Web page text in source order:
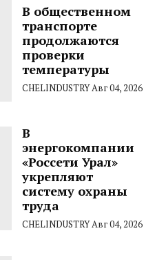
В общественном
транспорте
продолжаются
проверки
температуры
CHELINDUSTRYАвг 04, 2026
В
энергокомпании
«Россети Урал»
укрепляют
систему охраны
труда
CHELINDUSTRYАвг 04, 2026